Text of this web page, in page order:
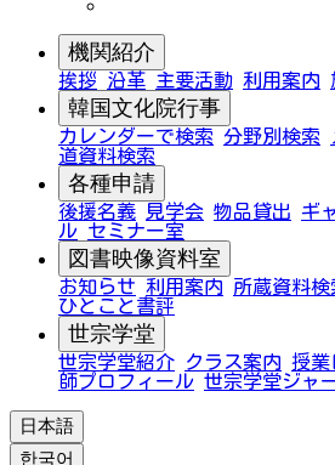
機関紹介
挨拶 沿革 主要活動 利用案内
韓国文化院行事
カレンダーで検索 分野別検索
道資料検索
各種申請
後援名義 見学会 物品貸出 ギ
ル セミナー室
図書映像資料室
お知らせ 利用案内 所蔵資料検
ひとこと書評
世宗学堂
世宗学堂紹介 クラス案内 授業
師プロフィール 世宗学堂ジャ
日本語
한국어